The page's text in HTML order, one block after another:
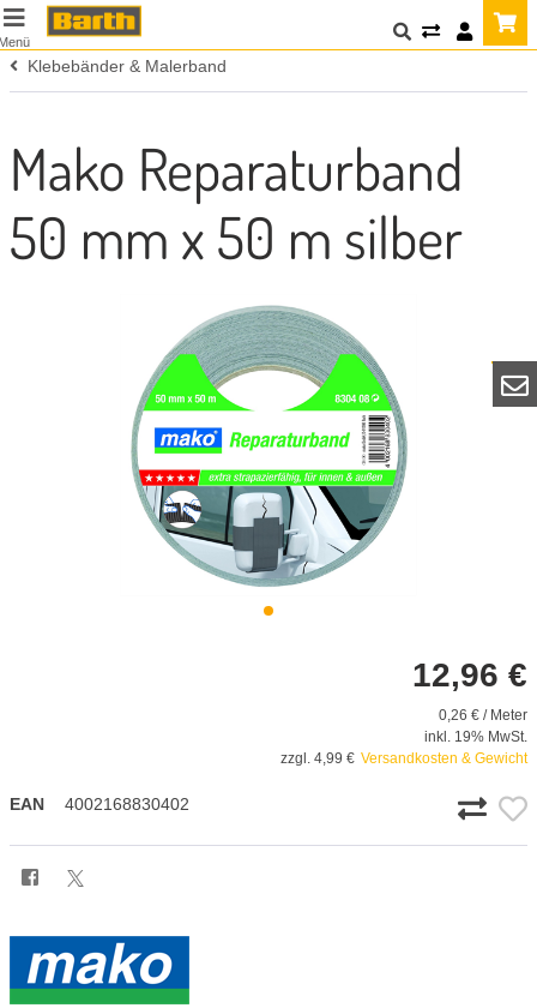
Klebebänder & Malerband
Mako Reparaturband
50 mm x 50 m silber
12,96 €
0,26 € / Meter
inkl. 19% MwSt.
zzgl. 4,99 € Versandkosten & Gewicht
EAN 4002168830402